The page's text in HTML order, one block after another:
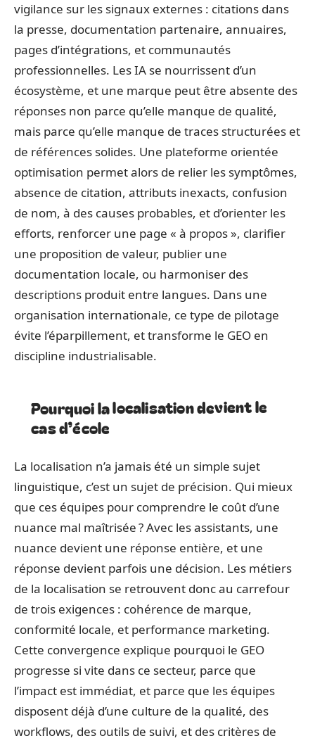
vigilance sur les signaux externes : citations dans
la presse, documentation partenaire, annuaires,
pages d’intégrations, et communautés
professionnelles. Les IA se nourrissent d’un
écosystème, et une marque peut être absente des
réponses non parce qu’elle manque de qualité,
mais parce qu’elle manque de traces structurées et
de références solides. Une plateforme orientée
optimisation permet alors de relier les symptômes,
absence de citation, attributs inexacts, confusion
de nom, à des causes probables, et d’orienter les
efforts, renforcer une page « à propos », clarifier
une proposition de valeur, publier une
documentation locale, ou harmoniser des
descriptions produit entre langues. Dans une
organisation internationale, ce type de pilotage
évite l’éparpillement, et transforme le GEO en
discipline industrialisable.
Pourquoi la localisation devient le
cas d’école
La localisation n’a jamais été un simple sujet
linguistique, c’est un sujet de précision. Qui mieux
que ces équipes pour comprendre le coût d’une
nuance mal maîtrisée ? Avec les assistants, une
nuance devient une réponse entière, et une
réponse devient parfois une décision. Les métiers
de la localisation se retrouvent donc au carrefour
de trois exigences : cohérence de marque,
conformité locale, et performance marketing.
Cette convergence explique pourquoi le GEO
progresse si vite dans ce secteur, parce que
l’impact est immédiat, et parce que les équipes
disposent déjà d’une culture de la qualité, des
workflows, des outils de suivi, et des critères de